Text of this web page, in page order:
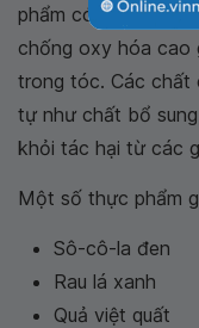
phẩm có chứa một
chống oxy hóa cao
trong tóc. Các chất
tự như chất bổ
khỏi tác hại từ các
Một số thực phẩm
Sô-cô-la đen
Rau lá xanh
Quả việt quất